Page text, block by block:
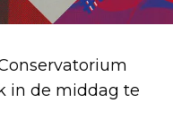
in de middag te